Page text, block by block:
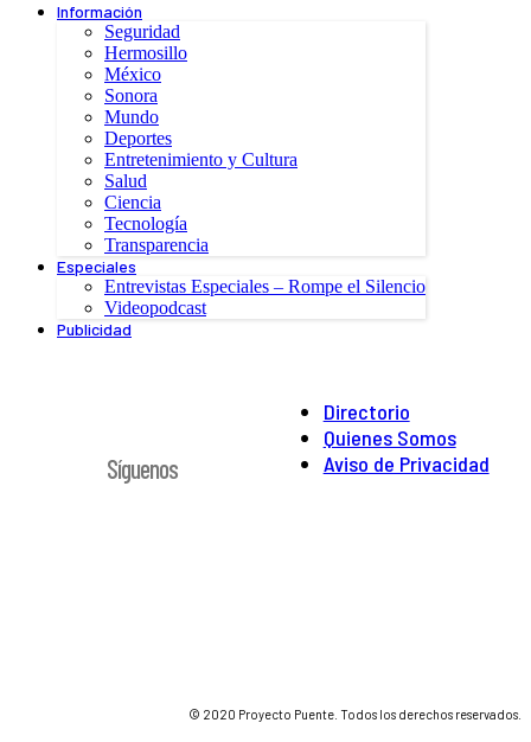
Información
Seguridad
Hermosillo
México
Sonora
Mundo
Deportes
Entretenimiento y Cultura
Salud
Ciencia
Tecnología
Transparencia
Especiales
Entrevistas Especiales – Rompe el Silencio
Videopodcast
Publicidad
Directorio
Quienes Somos
Aviso de Privacidad
Síguenos
© 2020 Proyecto Puente. Todos los derechos reservados.